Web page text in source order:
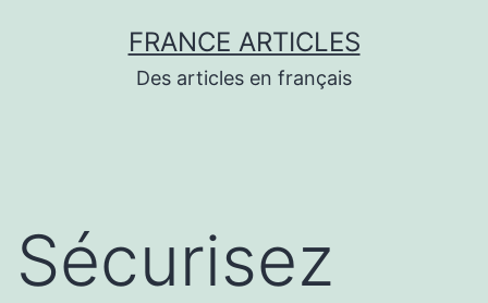
FRANCE ARTICLES
Des articles en français
Sécurisez